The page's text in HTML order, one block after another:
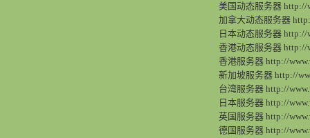
美国动态服务器 http://
加拿大动态服务器
日本动态服务器 http://
香港动态服务器 http://
香港服务器 http://
新加坡服务器 http://
台湾服务器 http://
日本服务器 http://
英国服务器 http://
德国服务器 http://